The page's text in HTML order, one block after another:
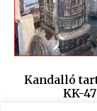
Kandalló
KK-